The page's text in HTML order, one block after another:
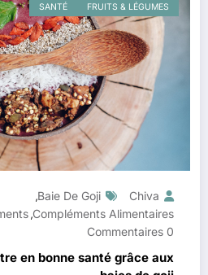
FRUITS & LÉGUMES
SANTÉ
Chiva
Baie De Goji
,
Compléments Alimentaires
,
0 Commentaires
en bonne santé grâce aux